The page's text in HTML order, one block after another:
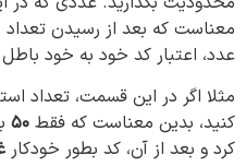
معناست که بعد از رسیدن تعداد
عدد، اعتبار کد خود به خود
مثلا اگر در این قسمت، تعداد
کنید، بدین معناست که فقط ۵۰
کرد و بعد از آن، کد بطور خودکار